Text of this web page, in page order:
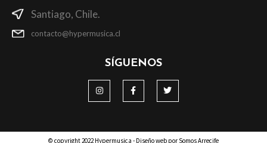
Santiago, Chile.
contacto@hypermusica.cl
SÍGUENOS
© copyright 2022 Hypermusica - Diseño web por Somos Arrecife